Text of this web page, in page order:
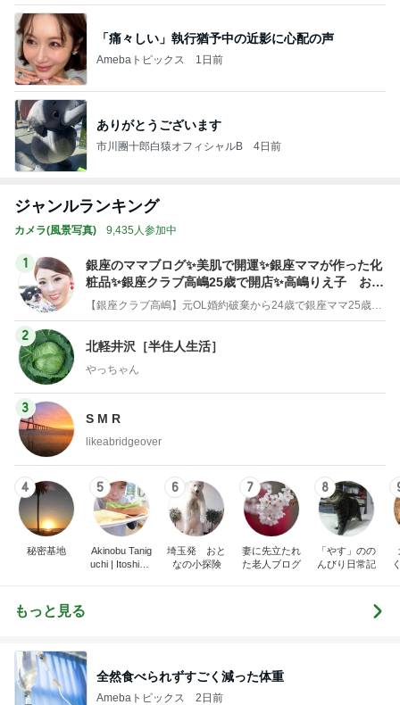
「痛々しい」執行猶予中の近影に心配の声
Amebaトピックス 1日前
ありがとうございます
市川團十郎白猿オフィシャルB 4日前
ジャンルランキング
カメラ(風景写真) 9,435人参加中
1
銀座のママブログ✨美肌で開運✨銀座ママが作った化
粧品✨銀座クラブ高嶋25歳で開店✨高嶋りえ子 お着
物でエルメス バーキン コーデ
【銀座クラブ高嶋】元OL婚約破棄から24歳で銀座ママ25歳でオーナーママ銀座 美肌で開運♡パワースポット巡り高嶋りえ子ブログ
2
北軽井沢［半住人生活］
やっちゃん
3
S M R
likeabridgeover
4
秘密基地
5
Akinobu Tanig
uchi | Itoshima
6
埼玉発 おと
なの小探険
7
妻に先立たれ
た老人ブログ
8
「やす」のの
んびり日常記
もっと見る
全然食べられずすごく減った体重
Amebaトピックス 2日前